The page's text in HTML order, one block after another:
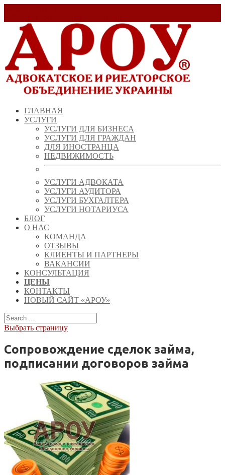
ГЛАВНАЯ
УСЛУГИ
УСЛУГИ ДЛЯ БИЗНЕСА
УСЛУГИ ДЛЯ ГРАЖДАН
ДЛЯ ИНОСТРАНЦА
НЕДВИЖИМОСТЬ
УСЛУГИ АДВОКАТА
УСЛУГИ АУДИТОРА
УСЛУГИ БУХГАЛТЕРА
УСЛУГИ НОТАРИУСА
БЛОГ
О НАС
КОМАНДА
ОТЗЫВЫ
КЛИЕНТЫ И ПАРТНЕРЫ
ВАКАНСИИ
КОНСУЛЬТАЦИЯ
ЦЕНЫ
КОНТАКТЫ
НОВЫЙ САЙТ «АРОУ»
Выбрать страницу
Сопровождение сделок займа,
подписании договоров займа